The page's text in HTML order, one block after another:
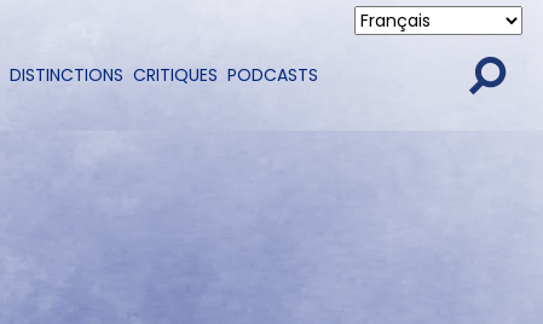
DISTINCTIONS CRITIQUES PODCASTS